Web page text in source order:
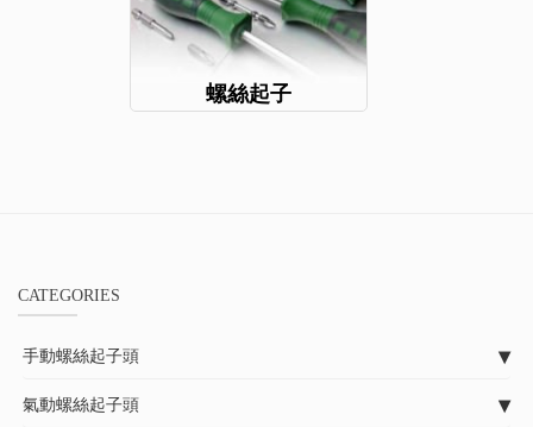
螺絲起子
CATEGORIES
手動螺絲起子頭
氣動螺絲起子頭